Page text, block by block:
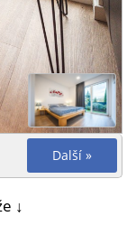
Další »
↓